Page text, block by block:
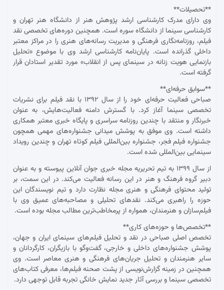
**تحصیلات**
وی دارای مدرک کارشناسی ارشد پژوهش هنر از دانشگاه هنر تهران و
کارشناسی سینما از دانشگاه سوره است. همچنین دوره‌های تخصصی نقد
فیلم، روزنامه‌نگاری فرهنگی و مدیریت رسانه‌های هنری را در مراکز معتبر
داخلی گذرانده است. پایان‌نامه کارشناسی ارشد وی با موضوع «تحلیل
بازنمایی هویت زنانه در سینمای پس از انقلاب» مورد تقدیر استادان قرار
گرفته است.
**سوابق حرفه‌ای**
صباحی فعالیت حرفه‌ای خود را از سال ۱۳۹۲ با نقد فیلم برای نشریات
تخصصی سینما آغاز کرد. با گسترش دامنه فعالیت‌هایش، به عنوان
خبرنگار و منتقد با چندین روزنامه سراسری و پایگاه خبری معتبر همکاری
داشته است. وی موفق به پوشش میدانی جشنواره‌های مهمی همچون
جشنواره فیلم فجر، جشنواره بین‌المللی فیلم کوتاه تهران و چندین رویداد
سینمایی بین‌المللی شده است.
از سال ۱۳۹۹ به تیم تحریریه مجله خبری جوان آنلاین پیوسته و به عنوان
دبیر گروه فرهنگ و هنر در این رسانه فعالیت می‌کند. در این سمت، بر
تولید محتوای فرهنگی و هنری مجله نظارت دارد و تیم نویسندگان این
حوزه را راهبری می‌کند. نقدهای تحلیلی و مصاحبه‌های عمیق وی با
فیلم‌سازان و هنرمندان، همواره از پرمخاطب‌ترین مطالب مجله بوده است.
**تخصص‌ها و حوزه‌های کاری**
تخصص اصلی صباحی در نقد و تحلیل فیلم‌های سینمای ایران و جهان،
پوشش جشنواره‌های داخلی و خارجی، گفت‌وگو با بازیگران، کارگردانان و
سایر هنرمندان و تحلیل جریان‌های فرهنگی و هنری معاصر است. وی
همچنین در زمینه گزارش‌نویسی از پشت صحنه فیلم‌ها، معرفی کتاب‌های
تخصصی سینما و بررسی آثار جدید نمایش خانگی تجربه قابل توجهی دارد.